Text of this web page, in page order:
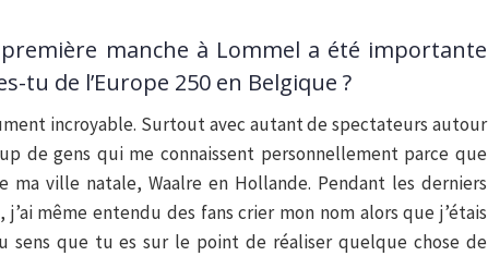
manche à Lommel a été importante
tu de l’Europe 250 en Belgique ?
incroyable. Surtout avec autant de spectateurs autour
de gens qui me connaissent personnellement parce que
ma ville natale, Waalre en Hollande. Pendant les derniers
même entendu des fans crier mon nom alors que j’étais
sens que tu es sur le point de réaliser quelque chose de